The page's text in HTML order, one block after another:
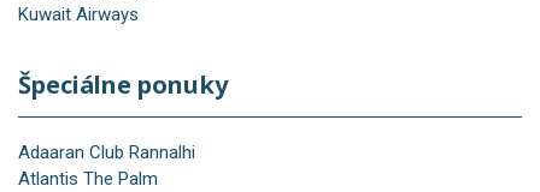
Kuwait Airways
Špeciálne ponuky
Adaaran Club Rannalhi
Atlantis The Palm